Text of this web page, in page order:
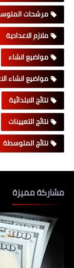
مرشحات
ملازم الاعدادية
مواضيع انشاء
مواضيع انشاء
نتائج الابتدائية
نتائج التعيينات
نتائج المتوسطة
مشاركة مميزة